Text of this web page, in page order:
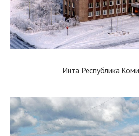
Инта Республика Коми